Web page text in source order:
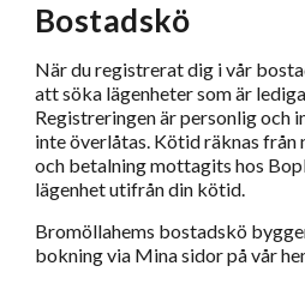
Bostadskö
När du registrerat dig i vår
att söka lägenheter som är
Registreringen är personlig och
inte överlåtas. Kötid räknas
och betalning mottagits hos
lägenhet utifrån din kötid.
Bromöllahems bostadskö
bokning via Mina sidor på vår